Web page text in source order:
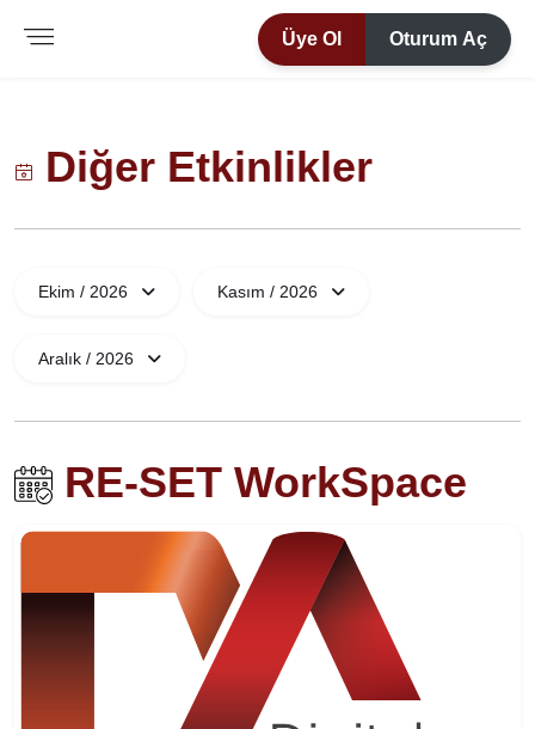
Üye Ol Oturum Aç
Diğer Etkinlikler
Ekim / 2026 Kasım / 2026
Aralık / 2026
RE-SET WorkSpace